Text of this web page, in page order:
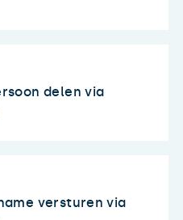
delen via
versturen via